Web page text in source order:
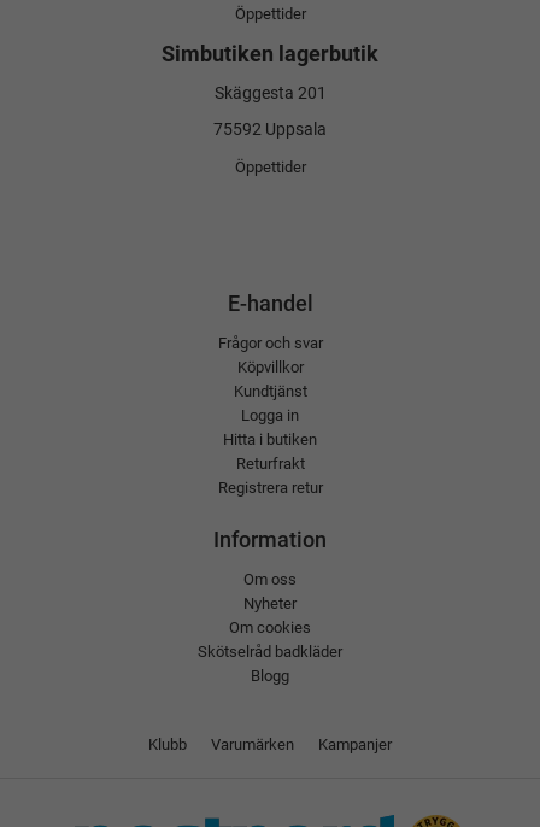
Öppettider
Simbutiken lagerbutik
Skäggesta 201
75592 Uppsala
Öppettider
E-handel
Frågor och svar
Köpvillkor
Kundtjänst
Logga in
Hitta i butiken
Returfrakt
Registrera retur
Information
Om oss
Nyheter
Om cookies
Skötselråd badkläder
Blogg
Klubb Varumärken Kampanjer